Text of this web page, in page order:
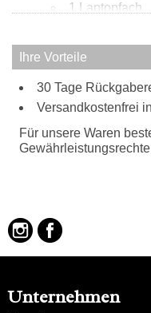
1 Laptopfach
2
2 Steckfächer
Tragweise:
als Rucksack
Ihre Vorteile
30 Tage
Versandkostenfrei
Für unsere Waren
Gewährleistungsrechte
Unternehmen